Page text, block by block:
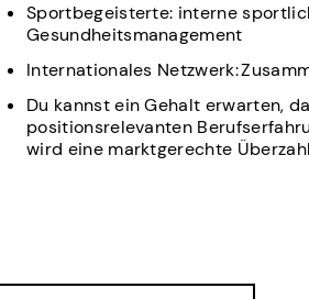
Sportbegeisterte: interne
Gesundheitsmanagement
Internationales Netzwerk:
Du kannst ein Gehalt erwarten,
positionsrelevanten
wird eine marktgerechte